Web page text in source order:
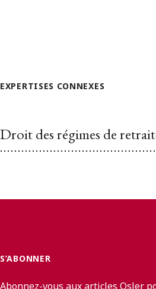
EXPERTISES CONNEXES
Droit des régimes de
S’ABONNER
Abonnez-vous aux articles Osler